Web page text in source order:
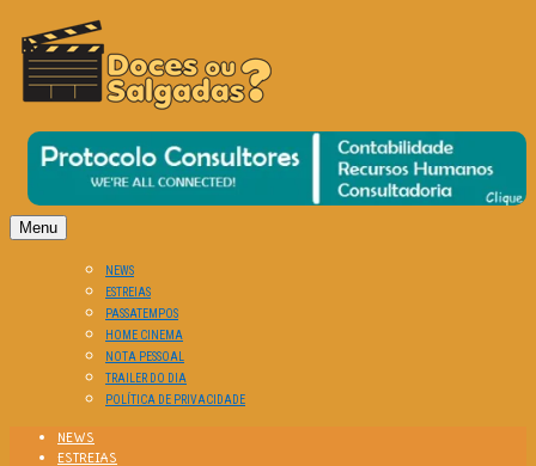
DOCES OU SALGADAS?
O Cinema? Uma Paixão!!
Menu
NEWS
ESTREIAS
PASSATEMPOS
HOME CINEMA
NOTA PESSOAL
TRAILER DO DIA
POLÍTICA DE PRIVACIDADE
NEWS
ESTREIAS